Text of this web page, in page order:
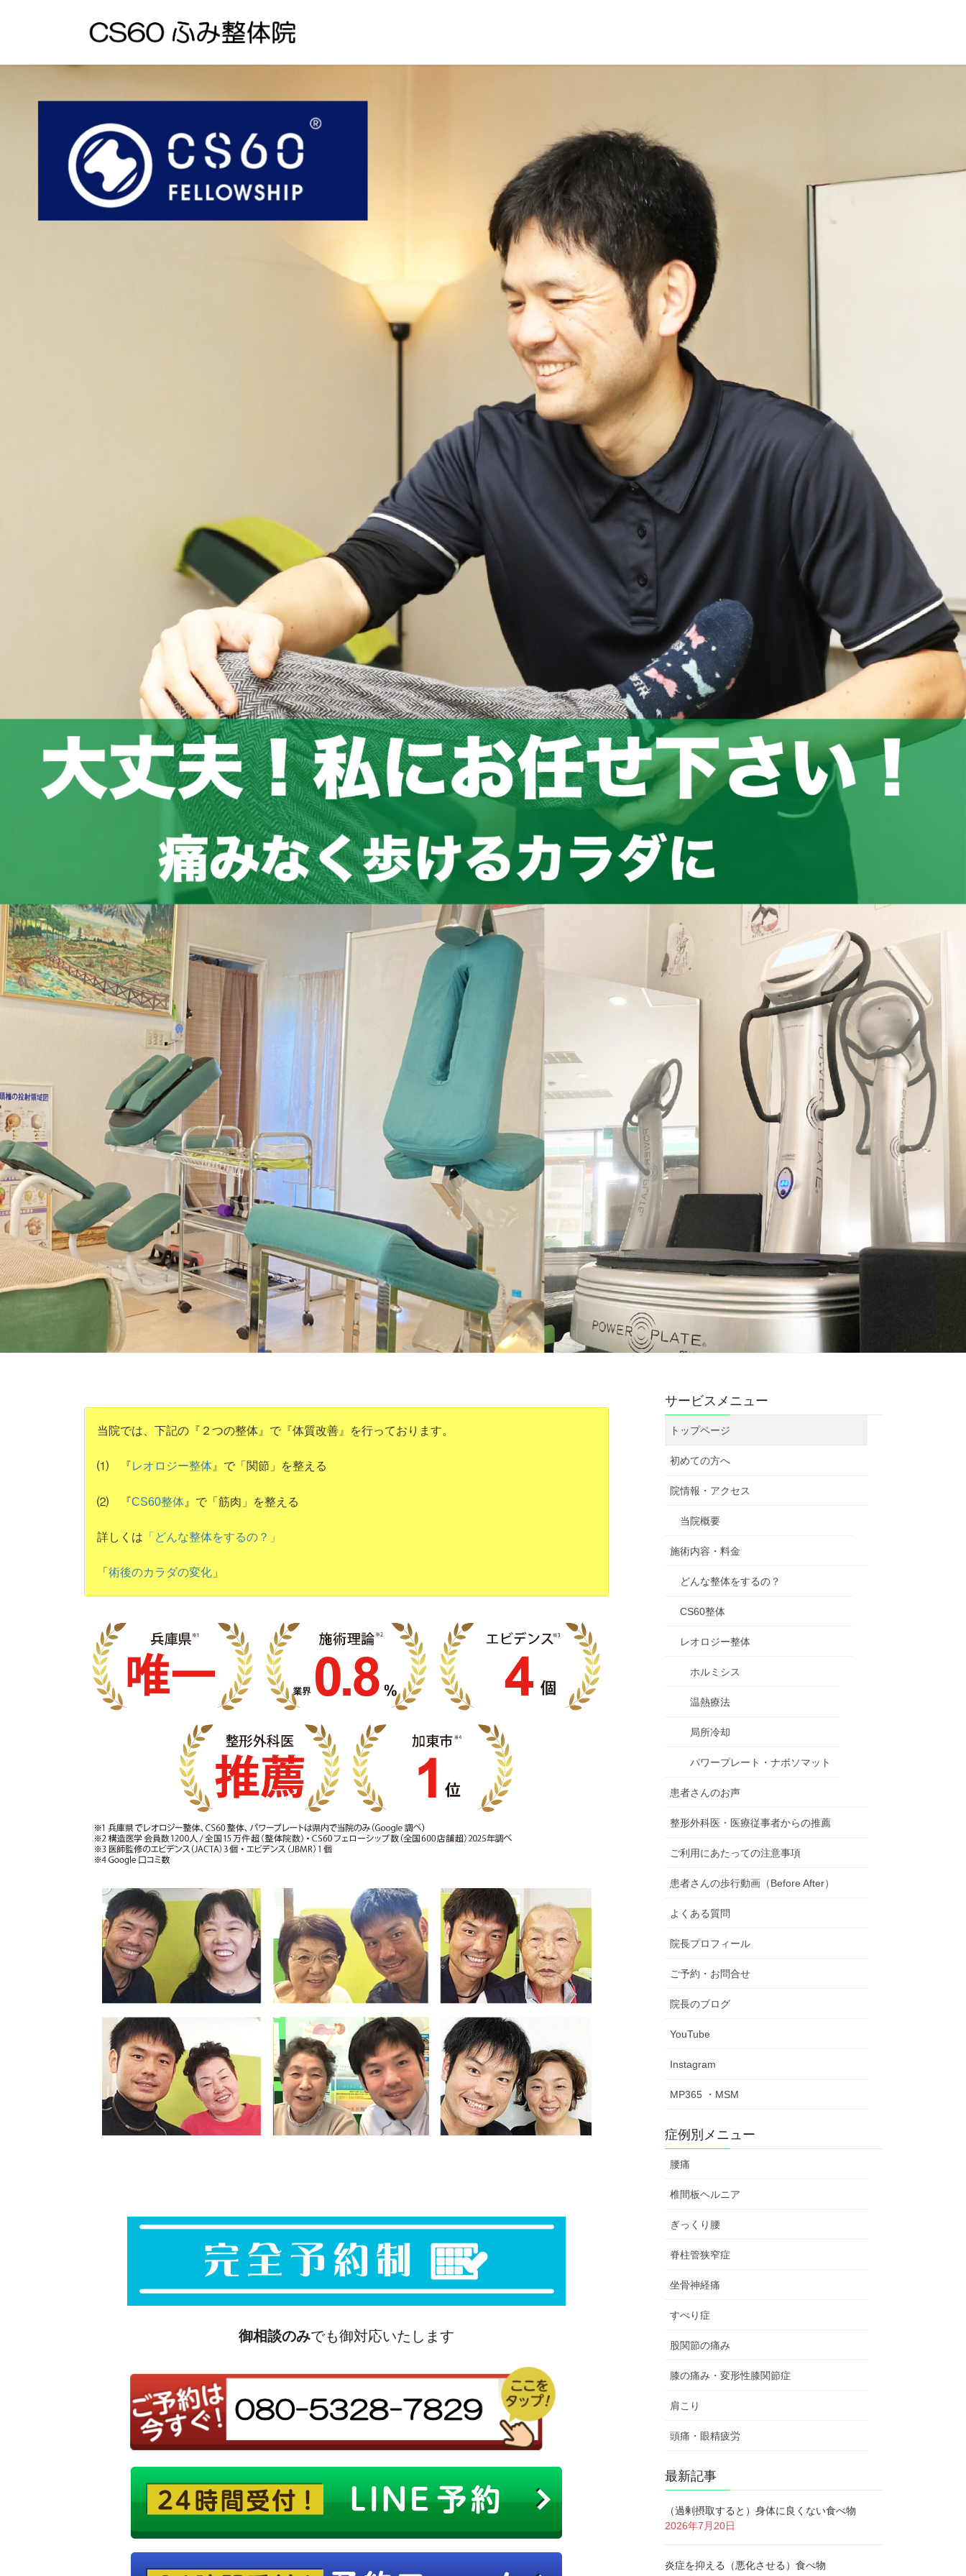
当院では、下記の『２つの整体』で『体質改善』を行っております。
⑴ 『レオロジー整体 』で「関節」を整える
⑵ 『CS60整体 』で「筋肉」を整える
詳しくは 「どんな整体をするの？」
「 術後のカラダの変化 」
御相談のみでも御対応いたします
サービスメニュー
トップページ
初めての方へ
院情報・アクセス
当院概要
施術内容・料金
どんな整体をするの？
CS60整体
レオロジー整体
ホルミシス
温熱療法
局所冷却
パワープレート・ナボソマット
患者さんのお声
整形外科医・医療従事者からの推薦
ご利用にあたっての注意事項
患者さんの歩行動画（Before After）
よくある質問
院長プロフィール
ご予約・お問合せ
院長のブログ
YouTube
Instagram
MP365 ・MSM
症例別メニュー
腰痛
椎間板ヘルニア
ぎっくり腰
脊柱管狭窄症
坐骨神経痛
すべり症
股関節の痛み
膝の痛み・変形性膝関節症
肩こり
頭痛・眼精疲労
最新記事
（過剰摂取すると）身体に良くない食べ物
2026年7月20日
炎症を抑える（悪化させる）食べ物